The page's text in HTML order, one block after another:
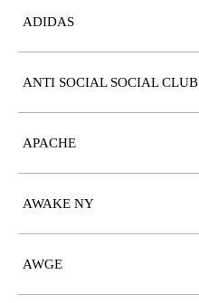
ADIDAS
ANTI SOCIAL SOCIAL CLUB
APACHE
AWAKE NY
AWGE